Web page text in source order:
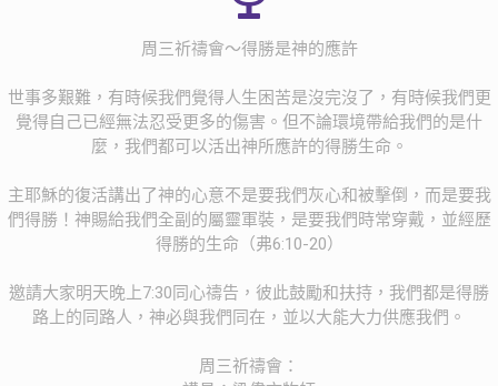
周三祈禱會～得勝是神的應許
世事多艱難，有時候我們覺得人生困苦是沒完沒了，有時候我們更
覺得自己已經無法忍受更多的傷害。但不論環境帶給我們的是什
麼，我們都可以活出神所應許的得勝生命。
主耶穌的復活講出了神的心意不是要我們灰心和被擊倒，而是要我
們得勝！神賜給我們全副的屬靈軍裝，是要我們時常穿戴，並經歷
得勝的生命（弗6:10-20）
邀請大家明天晚上7:30同心禱告，彼此鼓勵和扶持，我們都是得勝
路上的同路人，神必與我們同在，並以大能大力供應我們。
周三祈禱會：